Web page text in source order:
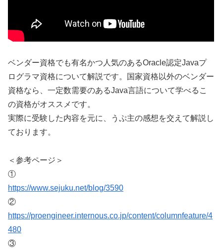
ベンダー資格でも有名かつ人気のあるOracle認定Javaプ
ログラマ資格について解説です。国家資格以外のベンダー
資格なら、一定数需要のあるJava言語について学べるこ
の資格がオススメです。
実際に受験した内容を元に、うぷ主の感想を交えて解説し
ております。
＜参考ページ＞
①
https://www.sejuku.net/blog/3590
②
https://proengineer.internous.co.jp/content/columnfeature/4
480
③